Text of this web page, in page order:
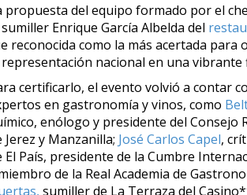
propuesta del equipo formado por el
Enrique García Albelda del
reconocida como la más acertada para
nacional en una vibrante
certificarlo, el evento volvió a contar
en gastronomía y vinos, como
enólogo y presidente del Consejo
Jerez y Manzanilla; José Carlos Capel,
El País, presidente de la Cumbre
de la Real Academia de
sumiller de La Terraza del